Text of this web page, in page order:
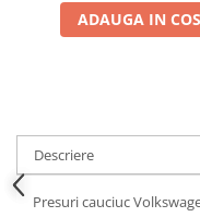
Piese si accesorii
Amortizoare hayon
Stergatoare auto
Paravanturi auto
Lumini ambientale
ADAUGA IN COS
Descriere
Presuri cauciuc